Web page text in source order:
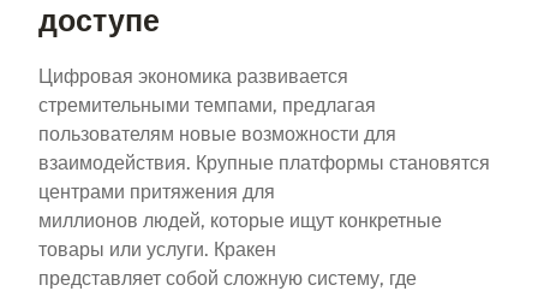
доступе
Цифровая экономика развивается
стремительными темпами, предлагая
пользователям новые возможности для
взаимодействия. Крупные платформы становятся
центрами притяжения для
миллионов людей, которые ищут конкретные
товары или услуги. Кракен
представляет собой сложную систему, где